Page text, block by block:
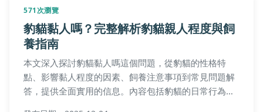
571次瀏覽
豹貓黏人嗎？完整解析豹貓親人程度與飼
養指南
本文深入探討豹貓黏人嗎這個問題，從豹貓的性格特
點、影響黏人程度的因素、飼養注意事項到常見問題解
答，提供全面實用的信息。內容包括豹貓的日常行為、